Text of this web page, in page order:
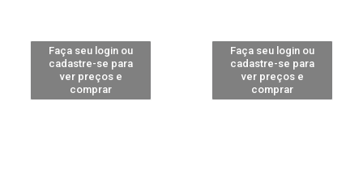
Faça seu login ou
cadastre-se para
ver preços e
comprar
Faça seu login ou
cadastre-se para
ver preços e
comprar